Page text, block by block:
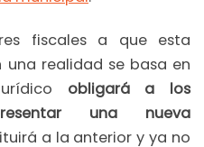
fiscales a que esta
realidad se basa en
obligará a los
una nueva
a la anterior y ya no